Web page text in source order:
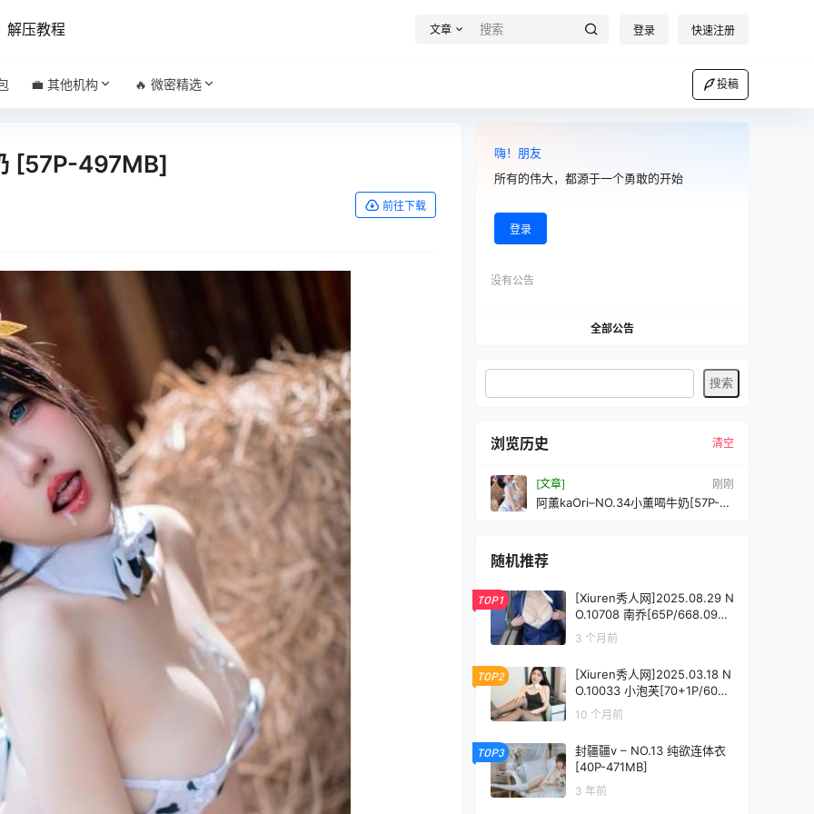
解压教程 文章 登录 快速注册
💼 其他机构 🔥 微密精选 投稿
[57P-497MB]
前往下载
嗨！朋友
所有的伟大，都源于一个勇敢的开始
登录
没有公告
全部公告
浏览历史 清空
[文章] 刚刚
阿薰kaOri–NO.34小薰喝牛奶[57P-
随机推荐
TOP1
[Xiuren秀人网]2025.08.29 N
O.10708 南乔[65P/668.09M
3 个月前
TOP2
[Xiuren秀人网]2025.03.18 N
O.10033 小泡芙[70+1P/605
MB]
10 个月前
TOP3
封疆疆v – NO.13 纯欲连体衣
[40P-471MB]
3 年前